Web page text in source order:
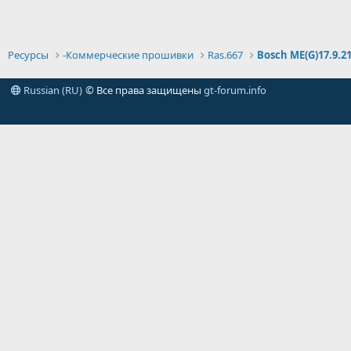
Ресурсы -Коммерческие прошивки Ras.667 Bosch ME(G)17.9.21
Russian (RU) © Все права защищены gt-forum.info